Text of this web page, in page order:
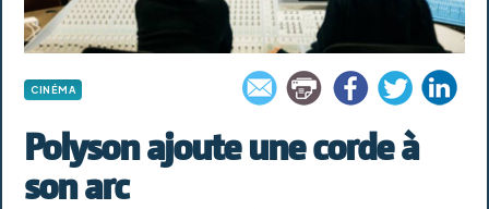
CINÉMA
Polyson ajoute une corde à
son arc